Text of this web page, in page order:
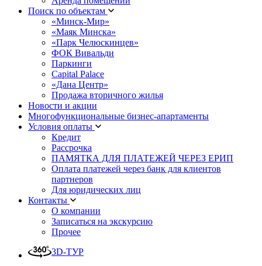
Поиск по объектам
«Минск-Мир»
«Маяк Минска»
«Парк Челюскинцев»
ФОК Вивальди
Паркинги
Capital Palace
«Дана Центр»
Продажа вторичного жилья
Новости и акции
Многофункциональные бизнес-апартаменты
Условия оплаты
Кредит
Рассрочка
ПАМЯТКА ДЛЯ ПЛАТЕЖЕЙ ЧЕРЕЗ ЕРИП
Оплата платежей через банк для клиентов
партнеров
Для юридических лиц
Контакты
О компании
Записаться на экскурсию
Прочее
3D-ТУР